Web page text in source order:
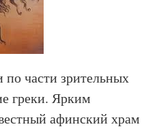
части зрительных
греки. Ярким
афинский храм